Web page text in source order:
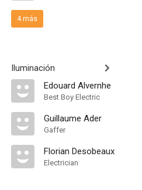
4 más
Iluminación
Edouard Alvernhe
Best Boy Electric
Guillaume Ader
Gaffer
Florian Desobeaux
Electrician